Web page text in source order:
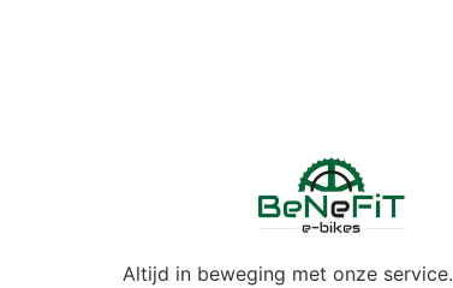
Altijd in beweging met onze service.